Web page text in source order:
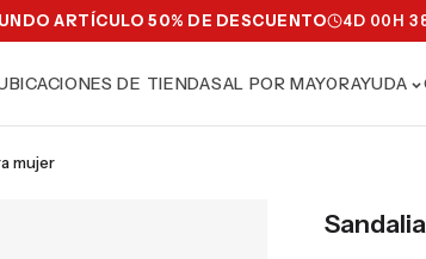
ARTÍCULO 50% DE DESCUENTO 4D 00H
DE TIENDASAL POR MAYORAYUDA
mujer